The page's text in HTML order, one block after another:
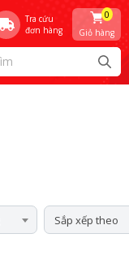
Tra cứu
đơn hàng
Giỏ hàng
0
Sắp xếp theo